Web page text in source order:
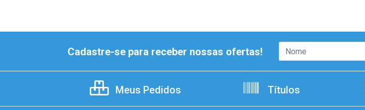
Cadastre-se para receber nossas ofertas!
Meus Pedidos Títulos